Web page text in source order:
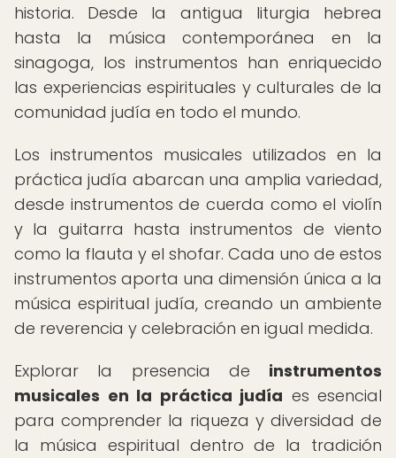
historia. Desde la antigua liturgia hebrea
hasta la música contemporánea en la
sinagoga, los instrumentos han enriquecido
las experiencias espirituales y culturales de la
comunidad judía en todo el mundo.
Los instrumentos musicales utilizados en la
práctica judía abarcan una amplia variedad,
desde instrumentos de cuerda como el violín
y la guitarra hasta instrumentos de viento
como la flauta y el shofar. Cada uno de estos
instrumentos aporta una dimensión única a la
música espiritual judía, creando un ambiente
de reverencia y celebración en igual medida.
Explorar la presencia de instrumentos
musicales en la práctica judía es esencial
para comprender la riqueza y diversidad de
la música espiritual dentro de la tradición